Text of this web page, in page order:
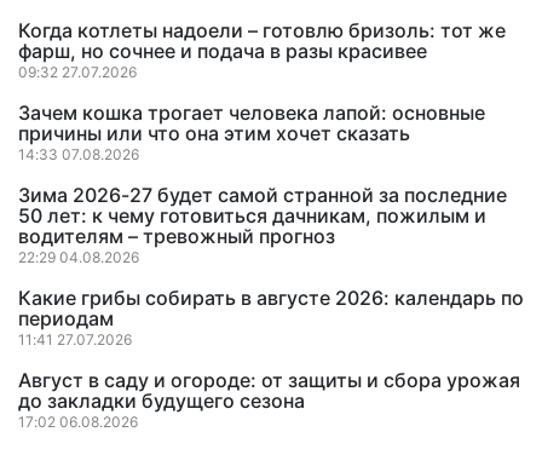
Когда котлеты надоели – готовлю бризоль: тот же
фарш, но сочнее и подача в разы красивее
09:32 27.07.2026
Зачем кошка трогает человека лапой: основные
причины или что она этим хочет сказать
14:33 07.08.2026
Зима 2026-27 будет самой странной за последние
50 лет: к чему готовиться дачникам, пожилым и
водителям – тревожный прогноз
22:29 04.08.2026
Какие грибы собирать в августе 2026: календарь по
периодам
11:41 27.07.2026
Август в саду и огороде: от защиты и сбора урожая
до закладки будущего сезона
17:02 06.08.2026